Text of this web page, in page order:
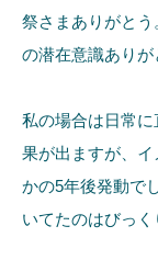
祭さまありがと
の潜在意識ありが
私の場合は日常
果が出ますが、
かの5年後発動で
いてたのはびっ